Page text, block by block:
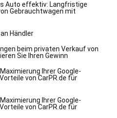
Auto effektiv: Langfristige
Gebrauchtwagen mit
Händler
beim privaten Verkauf von
Sie Ihren Gewinn
Ihrer Google-
von CarPR.de für
Ihrer Google-
von CarPR.de für